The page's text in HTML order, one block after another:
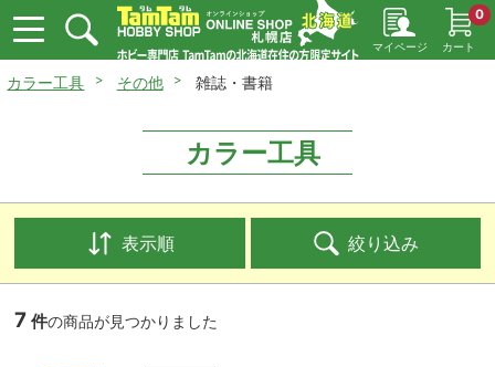
マイページ カート
0
カラー工具 その他 雑誌・書籍
カラー工具
表示順 絞り込み
7 件の商品が見つかりました